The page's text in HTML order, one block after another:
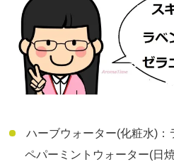
ハーブウォーター(化粧水)：
ペパーミントウォーター(日